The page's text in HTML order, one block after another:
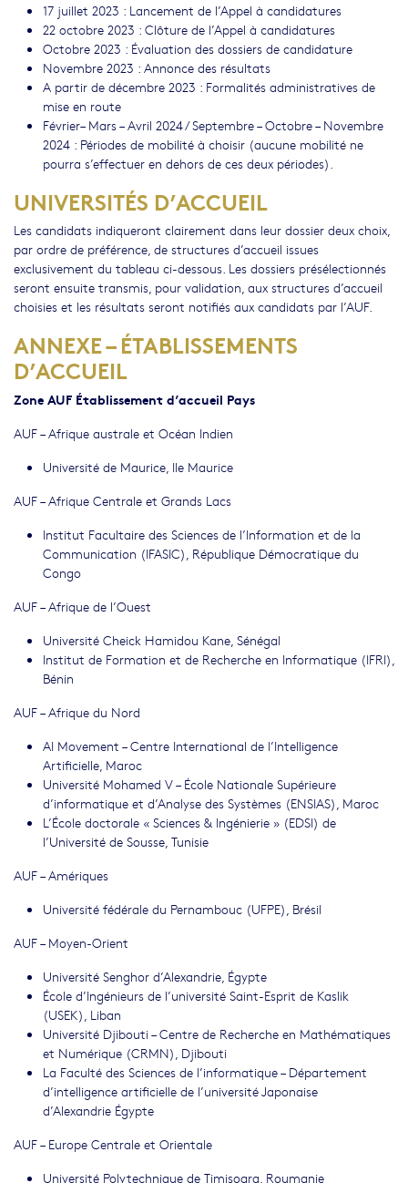
17 juillet 2023 : Lancement de l’Appel à candidatures
22 octobre 2023 : Clôture de l’Appel à candidatures
Octobre 2023 : Évaluation des dossiers de candidature
Novembre 2023 : Annonce des résultats
A partir de décembre 2023 : Formalités administratives de
mise en route
Février– Mars – Avril 2024 / Septembre – Octobre – Novembre
2024 : Périodes de mobilité à choisir (aucune mobilité ne
pourra s’effectuer en dehors de ces deux périodes).
UNIVERSITÉS D’ACCUEIL
Les candidats indiqueront clairement dans leur dossier deux choix,
par ordre de préférence, de structures d’accueil issues
exclusivement du tableau ci-dessous. Les dossiers présélectionnés
seront ensuite transmis, pour validation, aux structures d’accueil
choisies et les résultats seront notifiés aux candidats par l’AUF.
ANNEXE – ÉTABLISSEMENTS
D’ACCUEIL
Zone AUF Établissement d’accueil Pays
AUF – Afrique australe et Océan Indien
Université de Maurice, Ile Maurice
AUF – Afrique Centrale et Grands Lacs
Institut Facultaire des Sciences de l’Information et de la
Communication (IFASIC), République Démocratique du
Congo
AUF – Afrique de l’Ouest
Université Cheick Hamidou Kane, Sénégal
Institut de Formation et de Recherche en Informatique (IFRI),
Bénin
AUF – Afrique du Nord
AI Movement – Centre International de l’Intelligence
Artificielle, Maroc
Université Mohamed V – École Nationale Supérieure
d’informatique et d’Analyse des Systèmes (ENSIAS), Maroc
L’École doctorale « Sciences & Ingénierie » (EDSI) de
l’Université de Sousse, Tunisie
AUF – Amériques
Université fédérale du Pernambouc (UFPE), Brésil
AUF – Moyen-Orient
Université Senghor d’Alexandrie, Égypte
École d’Ingénieurs de l’université Saint-Esprit de Kaslik
(USEK), Liban
Université Djibouti – Centre de Recherche en Mathématiques
et Numérique (CRMN), Djibouti
La Faculté des Sciences de l’informatique – Département
d’intelligence artificielle de l’université Japonaise
d’Alexandrie Égypte
AUF – Europe Centrale et Orientale
Université Polytechnique de Timisoara, Roumanie